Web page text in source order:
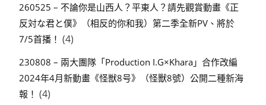
260525 – 不論你是山西人？平東人？請先觀賞動畫《正
反対な君と僕》（相反的你和我）第二季全新PV、將於
7/5首播！ (4)
230808 – 兩大團隊「Production I.G×Khara」合作改編
2024年4月新動畫《怪獣8号》（怪獸8號）公開二種新海
報！ (4)